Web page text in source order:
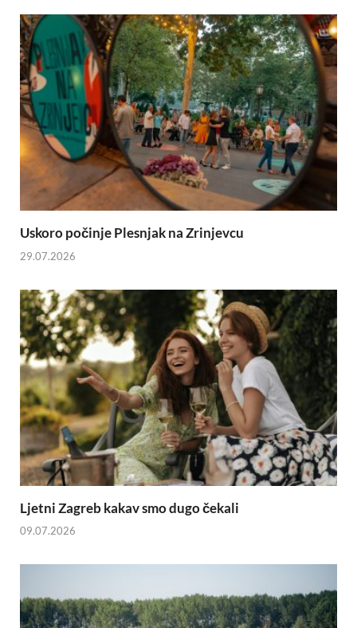
Uskoro počinje Plesnjak na Zrinjevcu
29.07.2026
Ljetni Zagreb kakav smo dugo čekali
09.07.2026